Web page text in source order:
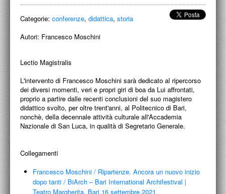
DUETTI / DUELLI
LABORATORI DI PROGETTAZIONE
PROGETTI CULTURALI
PROGETTO T.E.S.I.
Categorie: conferenze, didattica, storia
Autori: Francesco Moschini
Lectio Magistralis
L'intervento di Francesco Moschini sarà dedicato al ripercorso
dei diversi momenti, veri e propri giri di boa da Lui affrontati,
proprio a partire dalle recenti conclusioni del suo magistero
didattico svolto, per oltre trent'anni, al Politecnico di Bari,
nonchè, della decennale attività culturale all'Accademia
Nazionale di San Luca, in qualità di Segretario Generale.
Collegamenti
Francesco Moschini / Ripartenze. Ancora un nuovo inizio
dopo tanti / BiArch – Bari International Archifestival |
Teatro Margherita, Bari 16 settembre 2021